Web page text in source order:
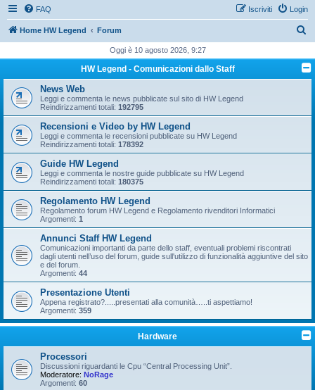
FAQ Login
Iscriviti
Home HW Legend Forum
r
c
Oggi è 10 agosto 2026, 9:27
HW Legend - Comunicazioni dallo Staff
News Web
Leggi e commenta le news pubblicate sul sito di HW Legend
Reindirizzamenti totali: 192795
Recensioni e Video by HW Legend
Leggi e commenta le recensioni pubblicate su HW Legend
Reindirizzamenti totali: 178392
Guide HW Legend
Leggi e commenta le nostre guide pubblicate su HW Legend
Reindirizzamenti totali: 180375
Regolamento HW Legend
Regolamento forum HW Legend e Regolamento rivenditori Informatici
Argomenti: 1
Annunci Staff HW Legend
Comunicazioni importanti da parte dello staff, eventuali problemi riscontrati
dagli utenti nell’uso del forum, guide sull'utilizzo di funzionalità aggiuntive del sito
e del forum.
Argomenti: 44
Presentazione Utenti
Appena registrato?.....presentati alla comunità…..ti aspettiamo!
Argomenti: 359
Hardware
Processori
Discussioni riguardanti le Cpu “Central Processing Unit”.
Moderatore: NoRage
Argomenti: 60